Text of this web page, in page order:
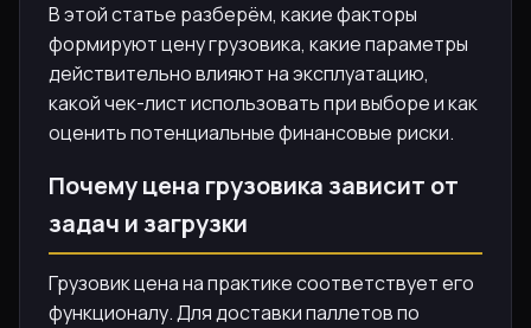
В этой статье разберём, какие факторы
формируют цену грузовика, какие параметры
действительно влияют на эксплуатацию,
какой чек-лист использовать при выборе и как
оценить потенциальные финансовые риски.
Почему цена грузовика зависит от
задач и загрузки
Грузовик цена на практике соответствует его
функционалу. Для доставки паллетов по